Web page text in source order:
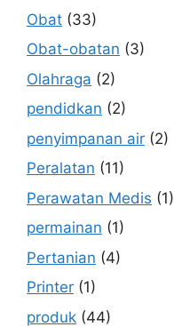
Obat (33)
Obat-obatan (3)
Olahraga (2)
pendidkan (2)
penyimpanan air (2)
Peralatan (11)
Perawatan Medis (1)
permainan (1)
Pertanian (4)
Printer (1)
produk (44)